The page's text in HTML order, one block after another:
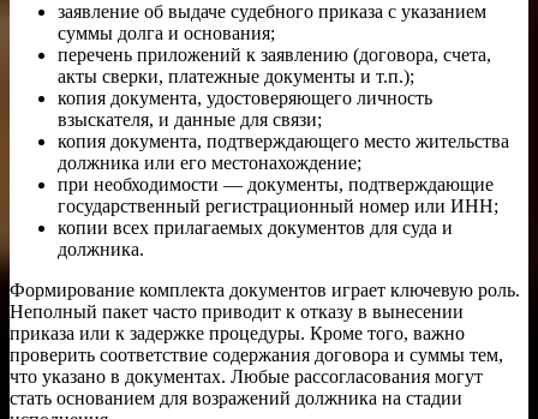
заявление об выдаче судебного приказа с указанием
суммы долга и основания;
перечень приложений к заявлению (договора, счета,
акты сверки, платежные документы и т.п.);
копия документа, удостоверяющего личность
взыскателя, и данные для связи;
копия документа, подтверждающего место жительства
должника или его местонахождение;
при необходимости — документы, подтверждающие
государственный регистрационный номер или ИНН;
копии всех прилагаемых документов для суда и
должника.
Формирование комплекта документов играет ключевую роль.
Неполный пакет часто приводит к отказу в вынесении
приказа или к задержке процедуры. Кроме того, важно
проверить соответствие содержания договора и суммы тем,
что указано в документах. Любые рассогласования могут
стать основанием для возражений должника на стадии